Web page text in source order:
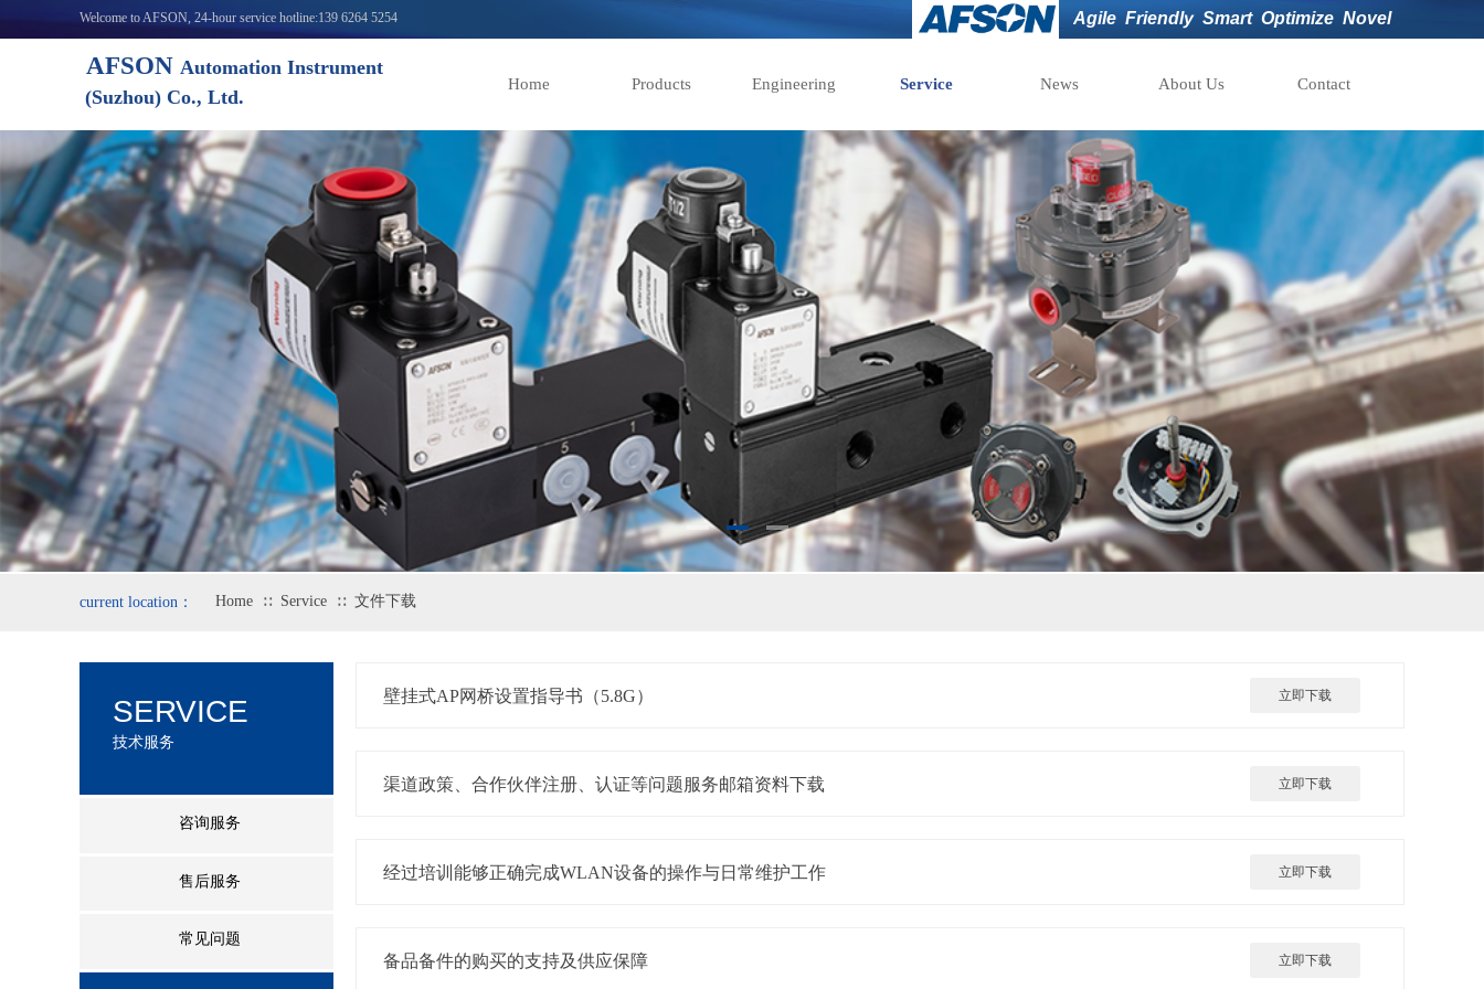
Agile Friendly Smart Optimize Novel
Welcome to AFSON, 24-hour service hotline:139 6264 5254
AFSON Automation Instrument
(Suzhou) Co., Ltd.
Home Products Engineering Service News About Us Contact
current location： Home ∷ Service ∷ 文件下载
SERVICE
技术服务
壁挂式AP网桥设置指导书（5.8G） 立即下载
渠道政策、合作伙伴注册、认证等问题服务邮箱资料下载 立即下载
咨询服务
售后服务
常见问题
经过培训能够正确完成WLAN设备的操作与日常维护工作 立即下载
备品备件的购买的支持及供应保障 立即下载